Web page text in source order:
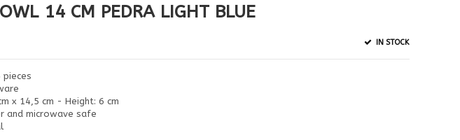
14 CM PEDRA LIGHT BLUE
IN STOCK
pieces
x 14,5 cm - Height: 6 cm
and microwave safe